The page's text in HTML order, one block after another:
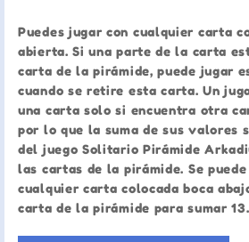
Puedes jugar con cualquier carta
abierta. Si una parte de la carta
carta de la pirámide, puede jugar
cuando se retire esta carta. Un
una carta solo si encuentra otra
por lo que la suma de sus valores
del juego Solitario Pirámide
las cartas de la pirámide. Se
cualquier carta colocada boca
carta de la pirámide para sumar 13.